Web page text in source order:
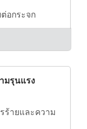
อกระจก
มรุนแรง
ร้ายและความ